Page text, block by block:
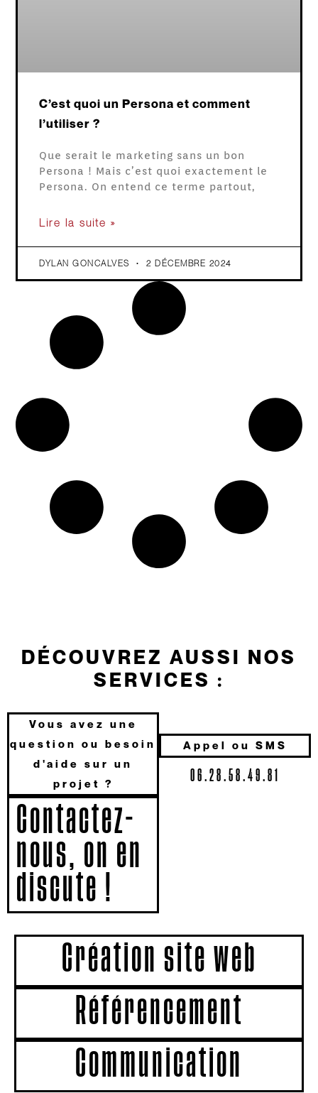
C’est quoi un Persona et comment
l’utiliser ?
Que serait le marketing sans un bon
Persona ! Mais c’est quoi exactement le
Persona. On entend ce terme partout,
Lire la suite »
DYLAN GONCALVES 2 DÉCEMBRE 2024
DÉCOUVREZ AUSSI NOS
SERVICES :
Vous avez une
question ou besoin
d'aide sur un
projet ?
Contactez-
nous, on en
discute !
Appel ou SMS
06.28.58.49.81
Création site web
Référencement
Communication